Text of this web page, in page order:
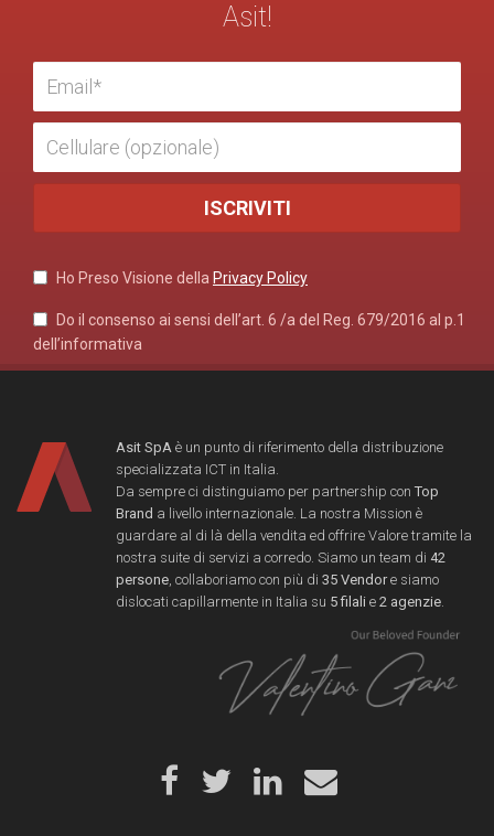
Asit!
Ho Preso Visione della Privacy Policy
Do il consenso ai sensi dell’art. 6 /a del Reg. 679/2016 al p.1
dell’informativa
Asit SpA è un punto di riferimento della distribuzione
specializzata ICT in Italia.
Da sempre ci distinguiamo per partnership con Top
Brand a livello internazionale. La nostra Mission è
guardare al di là della vendita ed offrire Valore tramite la
nostra suite di servizi a corredo. Siamo un team di 42
persone, collaboriamo con più di 35 Vendore siamo
dislocati capillarmente in Italia su 5 filali e 2 agenzie.